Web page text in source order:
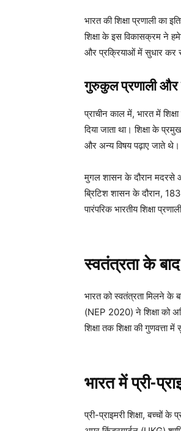
भारत की शिक्षा प्रणाली
शिक्षा के इस विकासक्रम ने
और प्रक्रियाओं में सुधार कर
गुरुकुल प्रणाली और
प्राचीन काल में, भारत में
दिया जाता था। शिक्षा के
और अन्य विषय पढ़ाए जाते थे।
मुगल शासन के दौरान मदरसे
ब्रिटिश शासन के दौरान,
पारंपरिक भारतीय शिक्षा
स्वतंत्रता के बाद
भारत को स्वतंत्रता मिलने के
(NEP 2020) ने शिक्षा को
शिक्षा तक शिक्षा की
भारत में प्री-
प्री-प्राइमरी शिक्षा, बच्चों